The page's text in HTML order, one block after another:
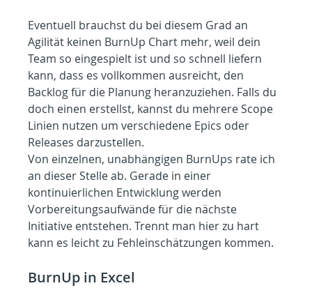
Eventuell brauchst du bei diesem Grad an
Agilität keinen BurnUp Chart mehr, weil dein
Team so eingespielt ist und so schnell liefern
kann, dass es vollkommen ausreicht, den
Backlog für die Planung heranzuziehen. Falls du
doch einen erstellst, kannst du mehrere Scope
Linien nutzen um verschiedene Epics oder
Releases darzustellen.
Von einzelnen, unabhängigen BurnUps rate ich
an dieser Stelle ab. Gerade in einer
kontinuierlichen Entwicklung werden
Vorbereitungsaufwände für die nächste
Initiative entstehen. Trennt man hier zu hart
kann es leicht zu Fehleinschätzungen kommen.
BurnUp in Excel